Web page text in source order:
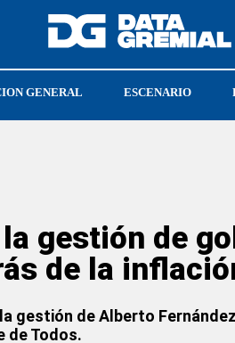
GENERAL ESCENARIO
gestión de
de la
gestión de Alberto
de Todos.